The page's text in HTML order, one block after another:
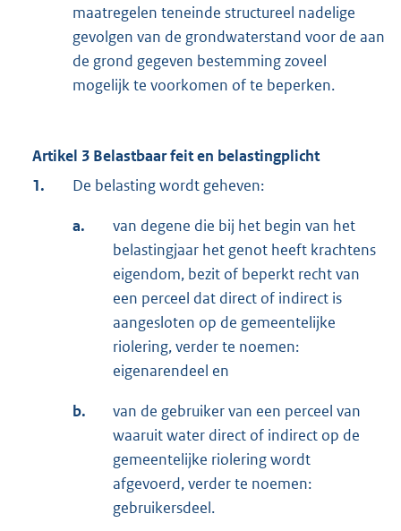
maatregelen teneinde structureel nadelige
gevolgen van de grondwaterstand voor de aan
de grond gegeven bestemming zoveel
mogelijk te voorkomen of te beperken.
Artikel 3 Belastbaar feit en belastingplicht
1.
De belasting wordt geheven:
a.
van degene die bij het begin van het
belastingjaar het genot heeft krachtens
eigendom, bezit of beperkt recht van
een perceel dat direct of indirect is
aangesloten op de gemeentelijke
riolering, verder te noemen:
eigenarendeel en
b.
van de gebruiker van een perceel van
waaruit water direct of indirect op de
gemeentelijke riolering wordt
afgevoerd, verder te noemen:
gebruikersdeel.